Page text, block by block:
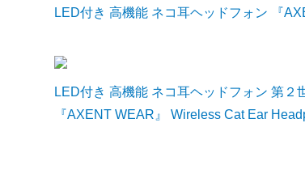
LED付き 高機能 ネコ耳ヘッドフォン 『
LED付き 高機能 ネコ耳ヘッドフォン 第
『AXENT WEAR』 Wireless Cat Ear